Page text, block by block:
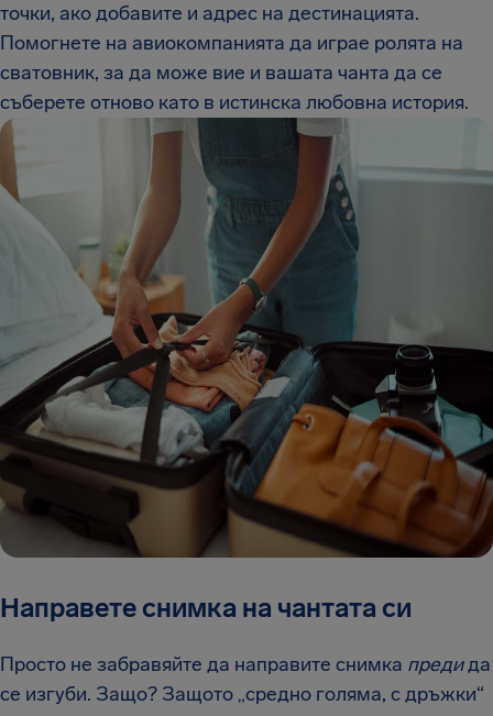
точки, ако добавите и адрес на дестинацията.
Помогнете на авиокомпанията да играе ролята на
сватовник, за да може вие и вашата чанта да се
съберете отново като в истинска любовна история.
Направете снимка на чантата си
Просто не забравяйте да направите снимка предида
се изгуби. Защо? Защото „средно голяма, с дръжки“